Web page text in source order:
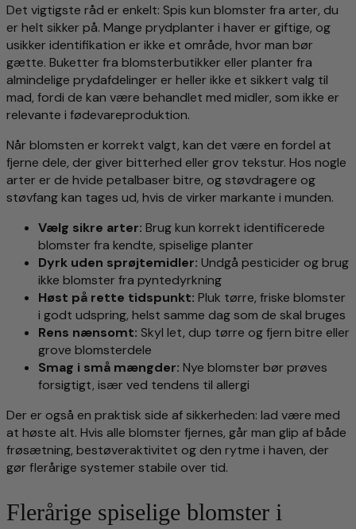
Det vigtigste råd er enkelt: Spis kun blomster fra arter, du
er helt sikker på. Mange prydplanter i haver er giftige, og
usikker identifikation er ikke et område, hvor man bør
gætte. Buketter fra blomsterbutikker eller planter fra
almindelige prydafdelinger er heller ikke et sikkert valg til
mad, fordi de kan være behandlet med midler, som ikke er
relevante i fødevareproduktion.
Når blomsten er korrekt valgt, kan det være en fordel at
fjerne dele, der giver bitterhed eller grov tekstur. Hos nogle
arter er de hvide petalbaser bitre, og støvdragere og
støvfang kan tages ud, hvis de virker markante i munden.
Vælg sikre arter: Brug kun korrekt identificerede
blomster fra kendte, spiselige planter
Dyrk uden sprøjtemidler: Undgå pesticider og brug
ikke blomster fra pyntedyrkning
Høst på rette tidspunkt: Pluk tørre, friske blomster
i godt udspring, helst samme dag som de skal bruges
Rens nænsomt: Skyl let, dup tørre og fjern bitre eller
grove blomsterdele
Smag i små mængder: Nye blomster bør prøves
forsigtigt, især ved tendens til allergi
Der er også en praktisk side af sikkerheden: lad være med
at høste alt. Hvis alle blomster fjernes, går man glip af både
frøsætning, bestøveraktivitet og den rytme i haven, der
gør flerårige systemer stabile over tid.
Flerårige spiselige blomster i